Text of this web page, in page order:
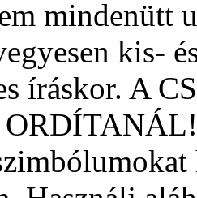
mindenütt
kis-
íráskor. A